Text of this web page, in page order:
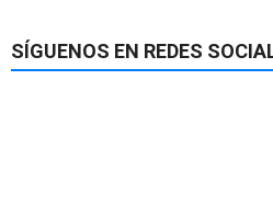
SÍGUENOS EN REDES